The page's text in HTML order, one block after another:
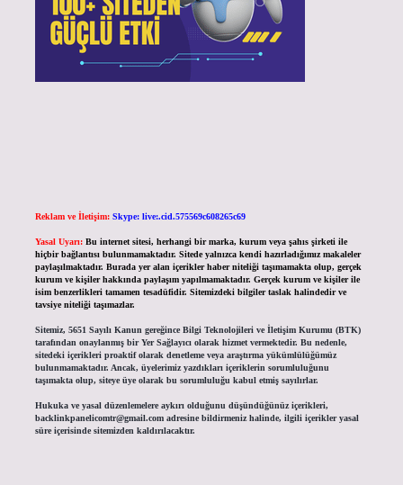
Reklam ve İletişim: Skype: live:.cid.575569c608265c69
Yasal Uyarı: Bu internet sitesi, herhangi bir marka, kurum veya şahıs şirketi ile
hiçbir bağlantısı bulunmamaktadır. Sitede yalnızca kendi hazırladığımız makaleler
paylaşılmaktadır. Burada yer alan içerikler haber niteliği taşımamakta olup, gerçek
kurum ve kişiler hakkında paylaşım yapılmamaktadır. Gerçek kurum ve kişiler ile
isim benzerlikleri tamamen tesadüfidir. Sitemizdeki bilgiler taslak halindedir ve
tavsiye niteliği taşımazlar.
Sitemiz, 5651 Sayılı Kanun gereğince Bilgi Teknolojileri ve İletişim Kurumu (BTK)
tarafından onaylanmış bir Yer Sağlayıcı olarak hizmet vermektedir. Bu nedenle,
sitedeki içerikleri proaktif olarak denetleme veya araştırma yükümlülüğümüz
bulunmamaktadır. Ancak, üyelerimiz yazdıkları içeriklerin sorumluluğunu
taşımakta olup, siteye üye olarak bu sorumluluğu kabul etmiş sayılırlar.
Hukuka ve yasal düzenlemelere aykırı olduğunu düşündüğünüz içerikleri,
backlinkpanelicomtr@gmail.comadresine bildirmeniz halinde, ilgili içerikler yasal
süre içerisinde sitemizden kaldırılacaktır.